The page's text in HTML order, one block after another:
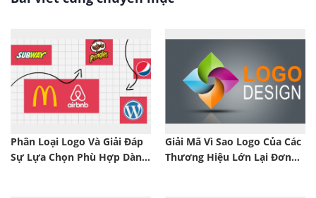
Phân Loại Logo Và Giải Đáp
Sự Lựa Chọn Phù Hợp Dành
Giải Mã Vì Sao Logo Của Các
Thương Hiệu Lớn Lại Đơn